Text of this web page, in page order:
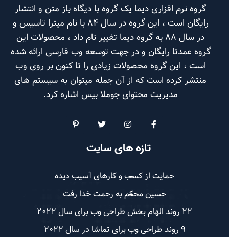
گروه نرم افزاری دیما یک گروه با دیگاه باز متن و انتشار
رایگان است ، این گروه در سال 84 با نام میترا تاسیس و
در سال 88 به گروه دیما تغییر نام داد ، محصولات این
گروه عمدتا رایگان و در جهت توسعه وب فارسی ارائه شده
است ، این گروه محصولات زیادی را تا کنون بر روی وب
منتشر کرده است که از آن جمله میتوان به سیستم های
مدیریت محتوای جوملا بیس اشاره کرد.
تازه های سایت
حمایت از کسب و کارهای آسیب دیده
حسین محکم به رحمت خدا رفت
22 روند الهام بخش طراحی وب برای سال 2022
9 روند طراحی وب برای تماشا در سال 2022